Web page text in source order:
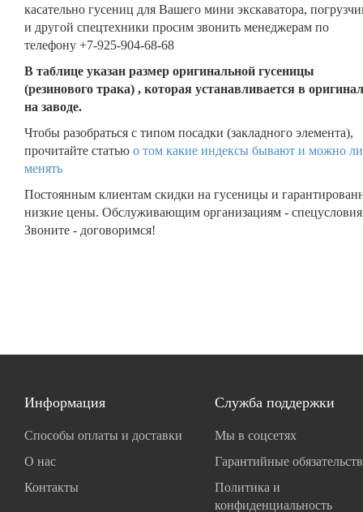
касательно гусениц для Вашего мини экскаватора,
и другой спецтехники просим звонить менеджерам по
телефону +7-925-904-68-68
В таблице указан размер оригинальной гусеницы
(резинового трака) , которая устанавливается в
на заводе.
Чтобы разобраться с типом посадки (закладного элемента),
прочитайте статью о том какие индексы бывают и можно
менять
Постоянным клиентам скидки на гусеницы и
низкие цены. Обслуживающим организациям -
Звоните - договоримся!
Информация
Способы оплаты и доставки
О нас
Контакты
Служба поддержки
Мы в соцсетях
Гарантийные
Политика и
конфиденциальность